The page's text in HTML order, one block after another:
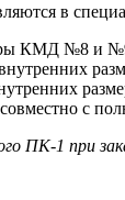
в
КМД №8 и
с
ПК-1 при